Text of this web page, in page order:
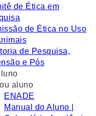
de Ética em
de Ética no Uso
de Pesquisa,
e Pós
aluno
ENADE
Manual do Aluno |